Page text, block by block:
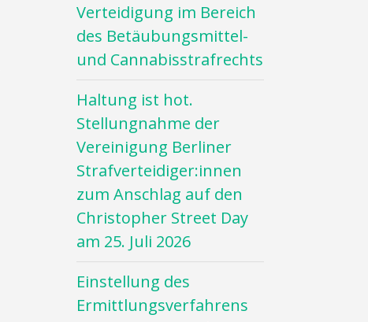
Verteidigung im Bereich
des Betäubungsmittel-
und Cannabisstrafrechts
Haltung ist hot.
Stellungnahme der
Vereinigung Berliner
Strafverteidiger:innen
zum Anschlag auf den
Christopher Street Day
am 25. Juli 2026
Einstellung des
Ermittlungsverfahrens